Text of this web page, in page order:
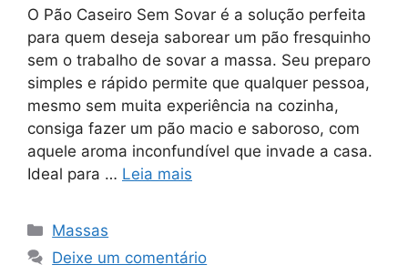
O Pão Caseiro Sem Sovar é a solução perfeita
para quem deseja saborear um pão fresquinho
sem o trabalho de sovar a massa. Seu preparo
simples e rápido permite que qualquer pessoa,
mesmo sem muita experiência na cozinha,
consiga fazer um pão macio e saboroso, com
aquele aroma inconfundível que invade a casa.
Ideal para … Leia mais
Categorias
Massas
Deixe um comentário